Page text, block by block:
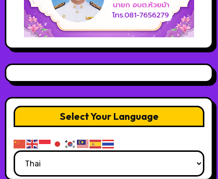
Select Your Language